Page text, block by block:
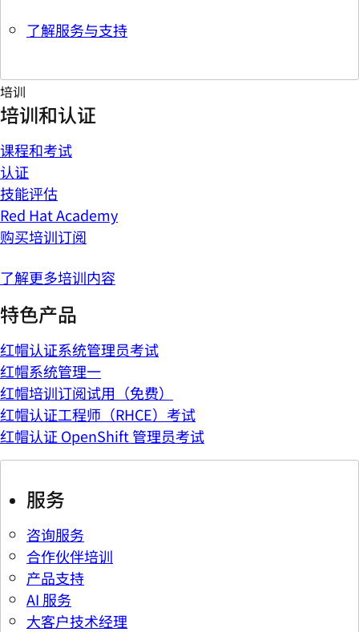
了解服务与支持
培训
培训和认证
课程和考试
认证
技能评估
Red Hat Academy
购买培训订阅
了解更多培训内容
特色产品
红帽认证系统管理员考试
红帽系统管理一
红帽培训订阅试用（免费）
红帽认证工程师（RHCE）考试
红帽认证 OpenShift 管理员考试
服务
咨询服务
合作伙伴培训
产品支持
AI 服务
大客户技术经理